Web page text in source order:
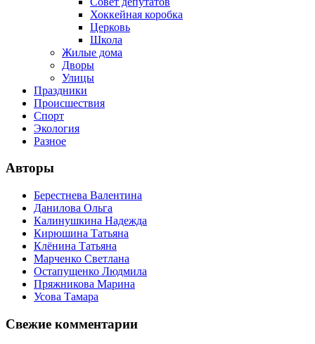
Хоккейная коробка
Церковь
Школа
Жилые дома
Дворы
Улицы
Праздники
Происшествия
Спорт
Экология
Разное
Авторы
Берестнева Валентина
Данилова Ольга
Калинушкина Надежда
Кирюшина Татьяна
Клёнина Татьяна
Марченко Светлана
Остапущенко Людмила
Пряжникова Марина
Усова Тамара
Свежие комментарии